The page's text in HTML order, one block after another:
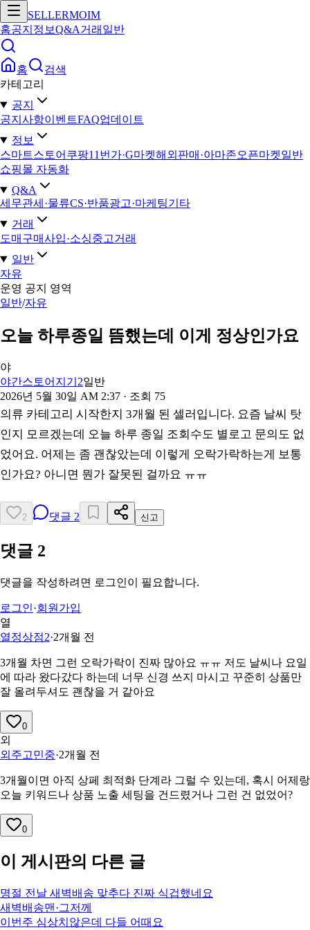
SELLERMOIM
홈공지 정보Q&A거래 일반
홈
검색
카테고리
공지
공지사항이벤트FAQ업데이트
정보
스마트스토어 쿠팡11번가·G마켓해외판매·아마존오픈마켓일반
쇼핑몰 자동화
Q&A
세무관세·물류CS·반품광고·마케팅기타
거래
도매구매사입·소싱중고거래
일반
자유
운영 공지 영역
일반/자유
오늘 하루종일 뜸했는데 이게 정상인가요
야
야간스토어지기2일반
2026년 5월 30일 AM 2:37 · 조회 75
의류 카테고리 시작한지 3개월 된 셀러입니다. 요즘 날씨 탓
인지 모르겠는데 오늘 하루 종일 조회수도 별로고 문의도 없
었어요. 어제는 좀 괜찮았는데 이렇게 오락가락하는게 보통
인가요? 아니면 뭔가 잘못된 걸까요 ㅠㅠ
2 댓글 2 신고
댓글 2
댓글을 작성하려면 로그인이 필요합니다.
로그인·회원가입
열
열정상점2·2개월 전
3개월 차면 그런 오락가락이 진짜 많아요 ㅠㅠ 저도 날씨나 요일
에 따라 왔다갔다 하는데 너무 신경 쓰지 마시고 꾸준히 상품만
잘 올려두셔도 괜찮을 거 같아요
0
외
외주고민중·2개월 전
3개월이면 아직 상페 최적화 단계라 그럴 수 있는데, 혹시 어제랑
오늘 키워드나 상품 노출 세팅을 건드렸거나 그런 건 없었어?
0
이 게시판의 다른 글
명절 전날 새벽배송 맞추다 진짜 식겁했네요
새벽배송맨 ·그저께
이번주 심상치않은데 다들 어때요